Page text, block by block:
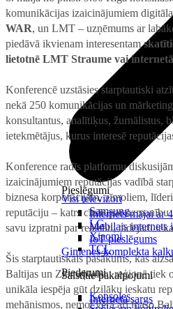
Pieslēgumi
Internets mājai ar
Mobilais internets
IoT pieslēgums
Ģimenes komplekta
Saistītie pakalpojumi
Interneta sargs
Visi televizori
Samsung
LG
Xiaomi
TCL
Piederumi
Konsoles
komunikācijas izaicinājumiem
WAR, un LMT – uzņēmums ar
piedāvā ikvienam interesentam
lietotnē LMT Straume vai internetā
Konferencē uzstāsies starptautiski
nekā 250 komunikācijas un
konsultantus, analītiķus, žurnālistus,
ietekmētājus, kurus interesē
Konference radīs platformu
izaicinājumiem reputācijas vadībā
biznesa korporācijām, zīmoliem,
reputāciju – katrs cīnās par
savu izpratni par realitāti, tādējādi
Šis starptautiskais pasākums, kas
Baltijas un Ziemeļvalstu reģionā tiek
unikāla iespēja gūt dziļāku ieskatu
mehānismos, ņemot vērā arī īpašo